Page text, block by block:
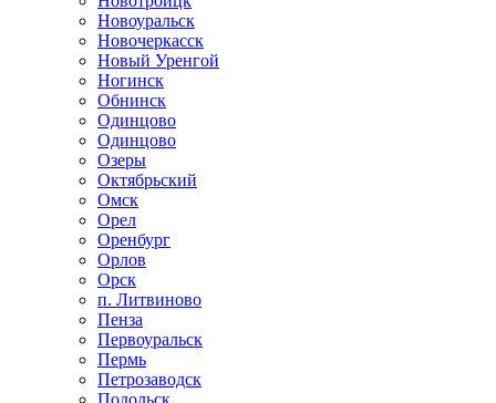
Новоуральск
Новочеркасск
Новый Уренгой
Ногинск
Обнинск
Одинцово
Одинцово
Озеры
Октябрьский
Омск
Орел
Оренбург
Орлов
Орск
п. Литвиново
Пенза
Первоуральск
Пермь
Петрозаводск
Подольск